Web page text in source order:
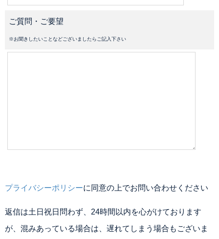
ご質問・ご要望
※お聞きしたいことなどございましたらご記入下さい
プライバシーポリシーに同意の上でお問い合わせください
返信は土日祝日問わず、24時間以内を心がけております
が、混みあっている場合は、遅れてしまう場合もございま